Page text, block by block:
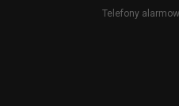
Telefony